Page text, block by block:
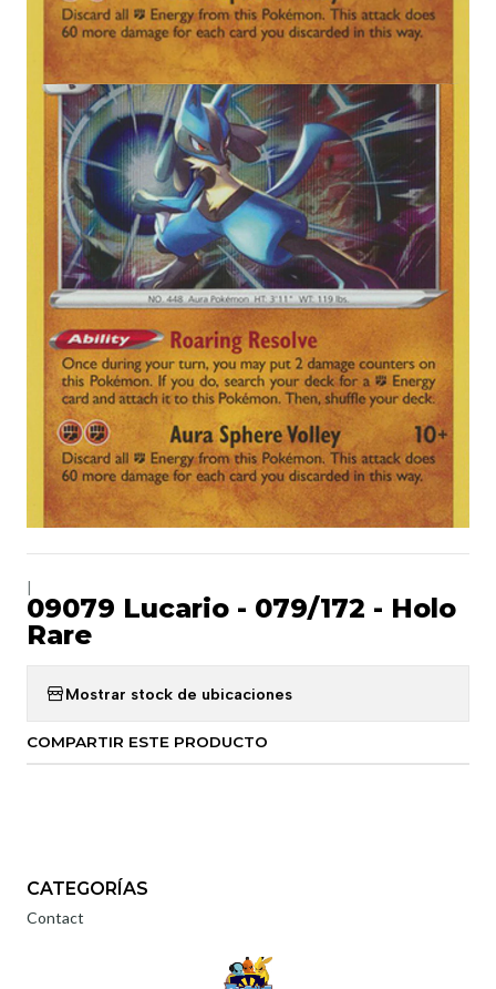
09079 Lucario - 079/172 - Holo
Rare
Mostrar stock de ubicaciones
COMPARTIR ESTE PRODUCTO
CATEGORÍAS
Contact